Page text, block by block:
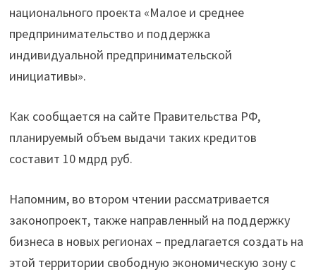
национального проекта «Малое и среднее
предпринимательство и поддержка
индивидуальной предпринимательской
инициативы».
Как сообщается на сайте Правительства РФ,
планируемый объем выдачи таких кредитов
составит 10 мдрд руб.
Напомним, во втором чтении рассматривается
законопроект, также направленный на поддержку
бизнеса в новых регионах – предлагается создать на
этой территории свободную экономическую зону с